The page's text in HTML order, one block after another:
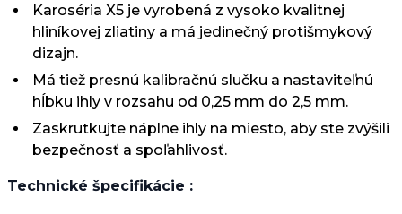
Karoséria X5 je vyrobená z vysoko kvalitnej
hliníkovej zliatiny a má jedinečný protišmykový
dizajn.
Má tiež presnú kalibračnú slučku a nastaviteľnú
hĺbku ihly v rozsahu od 0,25 mm do 2,5 mm.
Zaskrutkujte náplne ihly na miesto, aby ste zvýšili
bezpečnosť a spoľahlivosť.
Technické špecifikácie :